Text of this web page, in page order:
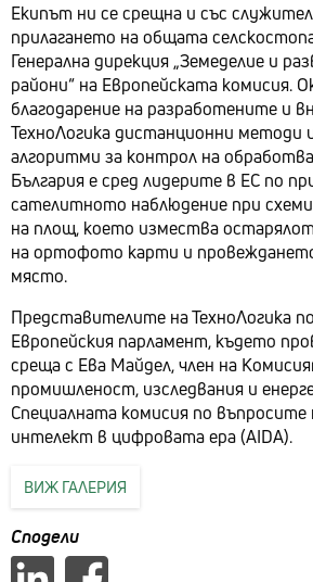
Екипът ни се срещна и със
прилагането на общата
Генерална дирекция „Земеделие и
райони“ на Европейската комисия.
благодарение на разработените и
ТехноЛогика дистанционни методи
алгоритми за контрол на
България е сред лидерите в ЕС по
сателитното наблюдение при
на площ, което измества
на ортофото карти и
място.
Представителите на ТехноЛогика
Европейския парламент, където
среща с Ева Майдел, член на
промишленост, изследвания и
Специалната комисия по въпросите
интелект в цифровата ера (AIDA).
ВИЖ ГАЛЕРИЯ
Сподели